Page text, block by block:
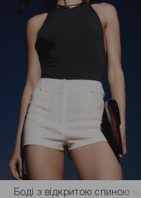
Боді з відкритою спиною